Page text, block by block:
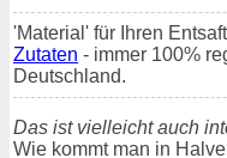
'Material' für Ihren
Zutaten - immer 100%
Deutschland.
Das ist vielleicht auch
Wie kommt man in